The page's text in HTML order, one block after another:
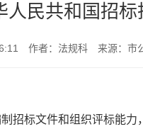
人民共和国招
作者：法规科 来源：市
招标文件和组织评标能